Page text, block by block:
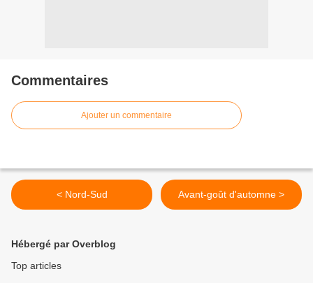
Commentaires
Ajouter un commentaire
< Nord-Sud Avant-goût d'automne >
Hébergé par Overblog
Top articles